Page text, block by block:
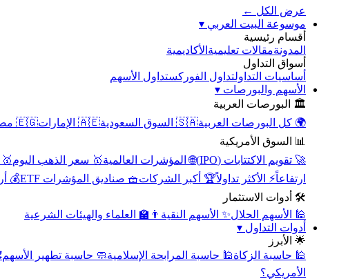
عرض الكل ←
موسوعة البيت العربي ▾
أقسام رئيسية
المدونةمقالات تعليمية الأكاديمية
أسواق التداول
أساسيات التداولتداول الفوركستداول الأسهم
الأسهم والبورصات ▾
🏛️ البورصات العربية
🌍 كل البورصات العربية🇸🇦 السوق السعودية 🇦🇪 الإمارات 🇪🇬 مصر
📊 السوق الأمريكية
🚀 تقويم الاكتتابات (IPO)
🌐 المؤشرات العالمية🥇 سعر الذهب اليوم
ارتفاعاً⚡ الأكثر تداولاً🏆 أكبر الشركات🧺 صناديق المؤشرات ETF 💰
🛠️ أدوات الاستثمار
🕌 الأسهم الحلال✨ الأسهم النقية 👨‍🏫 العلماء والهيئات الشرعية
أدوات التداول ▾
🌟 الأبرز
🕌 حاسبة الزكاة🕌 حاسبة المرابحة الإسلامية🧼 حاسبة تطهير الأسهم
الأمريكي؟